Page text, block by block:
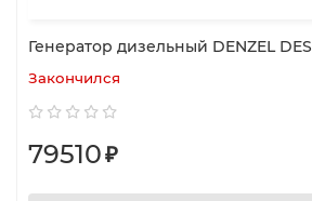
Генератор дизельный DENZEL
Закончился
79510₽